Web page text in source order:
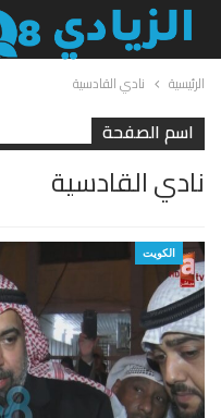
الرئيسية نادي القادسية
اسم الصفحة
نادي القادسية
الكويت